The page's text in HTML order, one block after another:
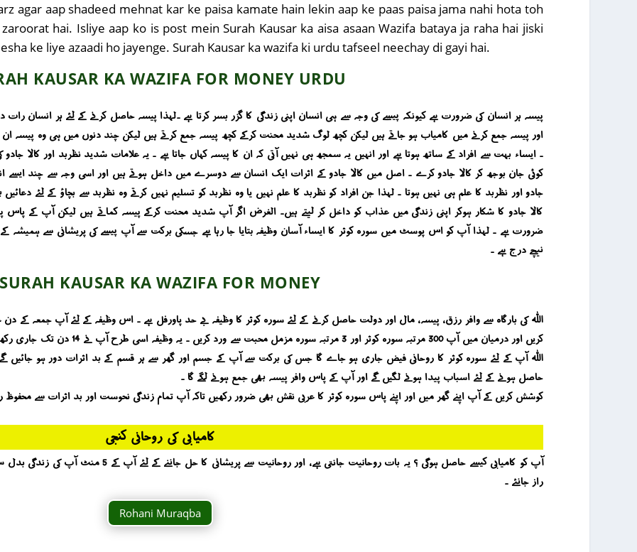
agar aap shadeed mehnat kar ke paisa kamate hain lekin aap ke paas paisa jama nahi hota toh
hai. Isliye aap ko is post mein Surah Kausar ka aisa asaan Wazifa bataya ja raha hai jiski
ke liye azaadi ho jayenge. Surah Kausar ka wazifa ki urdu tafseel neechay di gayi hai.
KAUSAR KA WAZIFA FOR MONEY URDU
پیسہ ہر انسان کی ضرورت ہے کیونکہ پیسے کی وجہ سے ہی انسان اپنی زندگی کا گزر بسر کرتا ہے ۔لہذا پیسہ حاصل کرنے کے لئے ہر انسان
اور پیسہ جمع کرنے میں کامیاب ہو جاتے ہیں لیکن کچھ لوگ شدید محنت کرکے کچھ پیسہ جمع کرتے ہیں لیکن چند دنوں میں ہی وہ پیسہ ان
۔ ایساء بہت سے افراد کے ساتھ ہوتا ہے اور انہیں یہ سمجھ ہی نہیں آتی کہ ان کا پیسہ کہاں جاتا ہے ۔ یہ علامات شدید نظربد اور کالا
کوئی جان بوجھ کر کالا جادو کرے ۔ اصل میں کالا جادو کے اثرات ایک انسان سے دوسرے میں داخل ہوتے ہیں اور اسی وجہ سے چند ایسے
جادو اور نظربد کا علم ہی نہیں ہوتا ۔ لہذا جن افراد کو نظربد کا علم نہیں یا وہ نظربد کو تسلیم نہیں کرتے وہ نظربد سے بچاؤ کے لئے
کالا جادو کا شکار ہوکر اپنی زندگی میں عذاب کو داخل کر لیتے ہیں۔ الغرض اگر آپ شدید محنت کرکے پیسہ کماتے ہیں لیکن آپ کے پاس
ضرورت ہے ۔ لہذا آپ کو اس پوسٹ میں سورہ کوثر کا ایساء آسان وظیفہ بتایا جا رہا ہے جسکی برکت سے آپ پیسے کی پریشانی سے ہمیشہ کے
نیچے درج ہے ۔
SURAH KAUSAR KA WAZIFA FOR MONEY
اللہ آپ کے لئے سورہ کوثر کا روحانی فیض جاری ہو جاے گا جس کی برکت سے آپ کے جسم اور گھر سے ہر قسم کے بد اثرات دور ہو جائیں
حاصل ہونے کے لئے اسباب پیدا ہونے لگیں گے اور آپ کے پاس وافر پیسہ بھی جمع ہونے لگے گا ۔
کوشش کریں کے آپ اپنے گھر میں اور اپنے پاس سورہ کوثر کا عربی نقش بھی ضرور رکھیں تاکہ آپ تمام زندگی نحوست اور بد اثرات سے محفوظ
کامیابی کی روحانی کنجی
آپ کو کامیابی کیسے حاصل ہوگی ؟ یہ بات روحانیت جانتی ہے
راز جانئے ۔
Rohani Muraqba